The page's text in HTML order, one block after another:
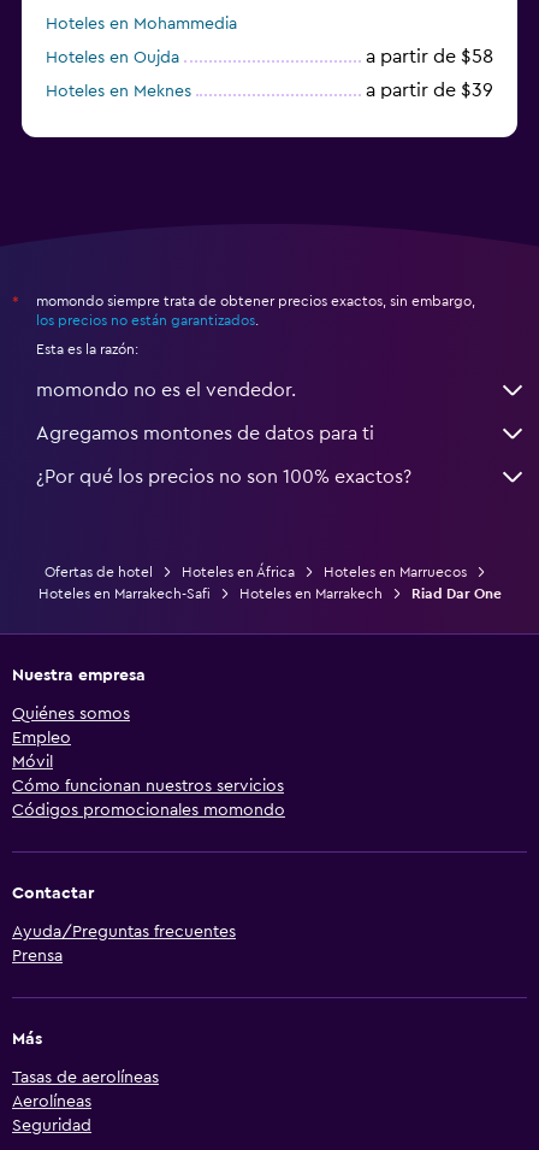
Hoteles en Mohammedia
Hoteles en Oujda
a partir de $58
Hoteles en Meknes a partir de $39
*
momondo siempre trata de obtener precios exactos, sin embargo,
los precios no están garantizados
Esta es la razón:
momondo no es el vendedor.
Agregamos montones de datos para ti
¿Por qué los precios no son 100% exactos?
Ofertas de hotel Hoteles en África
Hoteles en Marruecos
Hoteles en Marrakech-Safi
Hoteles en Marrakech Riad Dar One
Nuestra empresa
Quiénes somos
Empleo
Móvil
Cómo funcionan nuestros servicios
Códigos promocionales momondo
Contactar
Ayuda/Preguntas frecuentes
Prensa
Más
Tasas de aerolíneas
Aerolíneas
Seguridad